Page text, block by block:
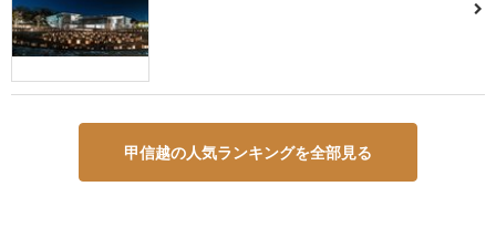
甲信越の人気ランキングを全部見る